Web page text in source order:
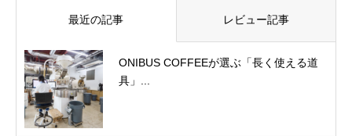
最近の記事 レビュー記事
ONIBUS COFFEEが選ぶ「長く使える道
具」...